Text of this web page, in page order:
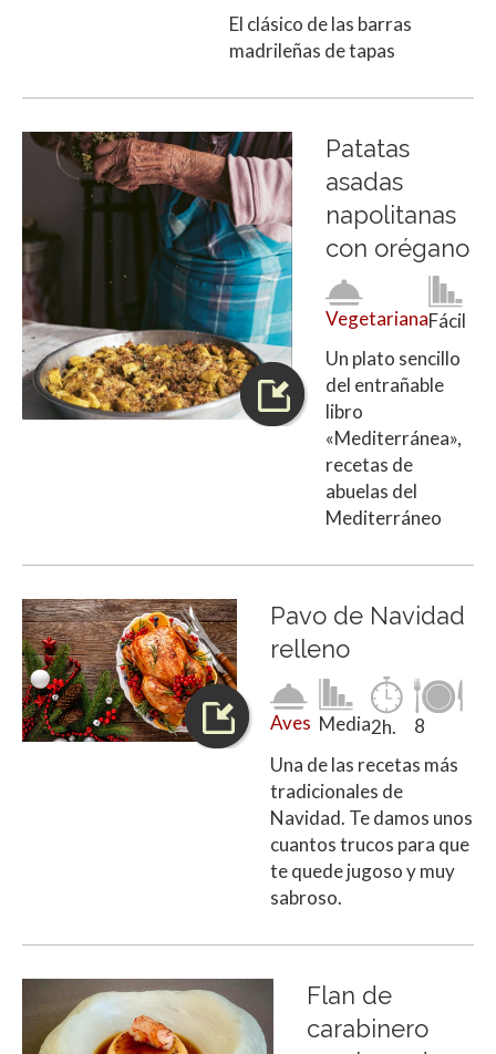
El clásico de las barras
madrileñas de tapas
Patatas
asadas
napolitanas
con orégano
VegetarianaFácil
Un plato sencillo
del entrañable
libro
«Mediterránea»,
recetas de
abuelas del
Mediterráneo
Pavo de Navidad
relleno
Aves Media2h.
8
Una de las recetas más
tradicionales de
Navidad. Te damos unos
cuantos trucos para que
te quede jugoso y muy
sabroso.
Flan de
carabinero